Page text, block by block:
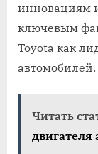
инновациям
ключевым
Toyota как
автомобилей.
Читать
двигателя